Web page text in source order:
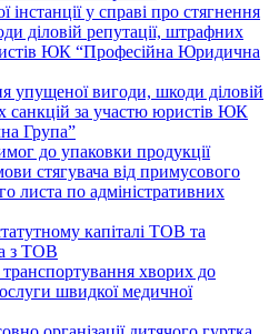
інстанції у справі про стягнення
діловій репутації, штрафних
ЮК “Професійна Юридична
упущеної вигоди, шкоди діловій
санкцій за участю юристів ЮК
Група”
до упаковки продукції
стягувача від примусового
листа по адміністративних
капіталі ТОВ та
з ТОВ
транспортування хворих до
швидкої медичної